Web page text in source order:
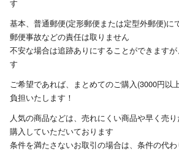
す
基本、普通郵便(定形郵便または定型外郵便)に
郵便事故などの責任は取りません
不安な場合は追跡ありにすることができます
す
ご希望であれば、まとめてのご購入(3000円以
負担いたします！
人気の商品などは、売れにくい商品や早く売
購入していただいております
条件を満たさないお取引の場合は、条件の代